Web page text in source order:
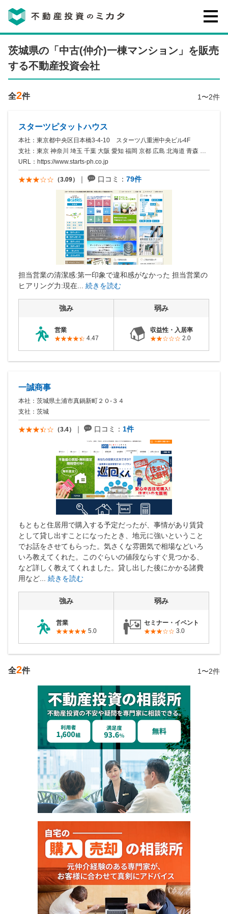
不動産投資のミカタとは
講座・セミナー
お客様の声
ご質問・ご予約 0120-146-460
営業時間：10:00〜19:00(土日祝も営業中) 定休日：水
茨城県の「中古(仲介)一棟マンション」を販売
する不動産投資会社
全2件 1〜2件
スターツピタットハウス
本社：東京都中央区日本橋3-4-10 スターツ八重洲中央ビル4F
支社：東京 神奈川 埼玉 千葉 大阪 愛知 福岡 京都 広島 北海道 青森 岩手 宮城 秋田 山形 福島 茨城 栃木 群馬 ...
URL： https://www.starts-ph.co.jp
（3.09） 口コミ： 79件
担当営業の清潔感:第一印象で違和感がなかった 担当営業の
ヒアリング力:現在... 続きを読む
強み
営業
4.47
弱み
収益性・入居率
2.0
一誠商事
本社：茨城県土浦市真鍋新町２０-３４
支社：茨城
（3.4） 口コミ： 1件
もともと住居用で購入する予定だったが、事情があり賃貸
として貸し出すことになったとき、地元に強いということ
でお話をさせてもらった。気さくな雰囲気で相場などいろ
いろ教えてくれた。このぐらいの値段ならすぐ見つかる、
など詳しく教えてくれました。貸し出した後にかかる諸費
用など... 続きを読む
強み
営業
5.0
弱み
セミナー・イベント
3.0
全2件 1〜2件